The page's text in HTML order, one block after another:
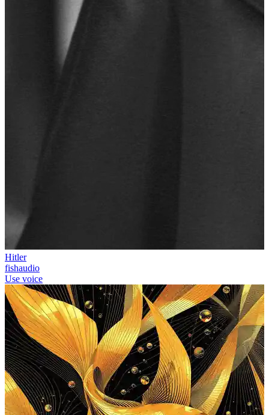
Hitler
fishaudio
Use voice